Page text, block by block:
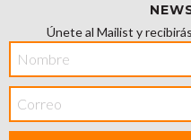
Únete al Mailist y